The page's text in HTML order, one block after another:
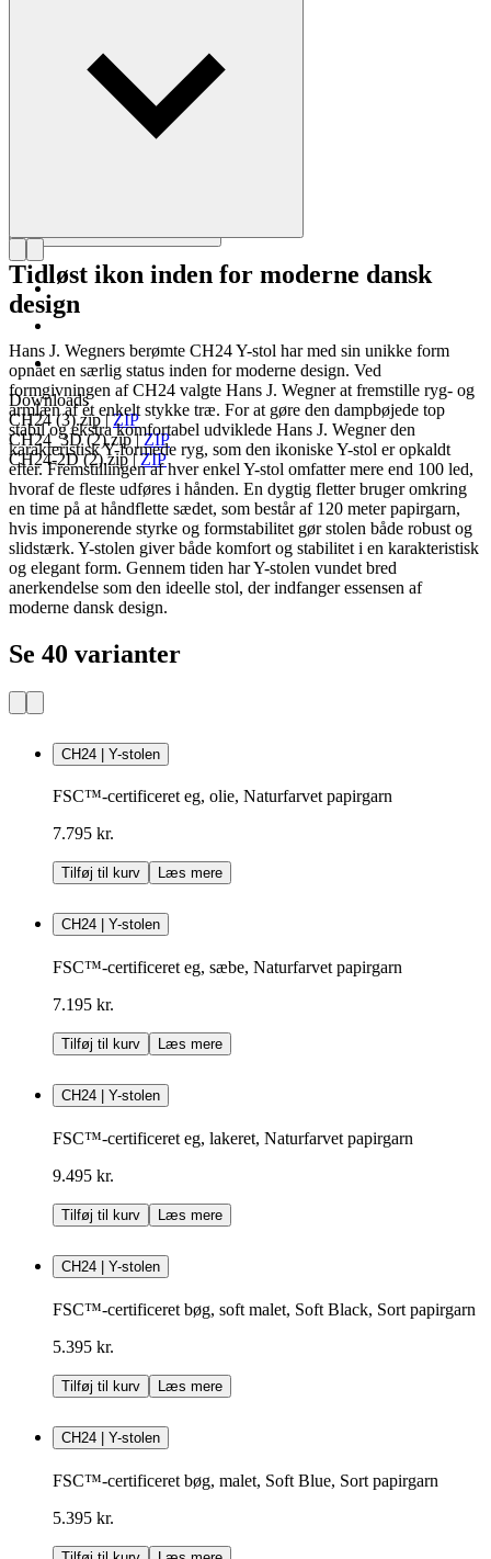
Downloads
CH24 (3).zip|ZIP
CH24_3D (2).zip|ZIP
CH24-2D (2).zip|ZIP
Tidløst ikon inden for moderne dansk
design
Hans J. Wegners berømte CH24 Y-stol har med sin unikke form
opnået en særlig status inden for moderne design. Ved
formgivningen af CH24 valgte Hans J. Wegner at fremstille ryg- og
armlæn af ét enkelt stykke træ. For at gøre den dampbøjede top
stabil og ekstra komfortabel udviklede Hans J. Wegner den
karakteristisk Y-formede ryg, som den ikoniske Y-stol er opkaldt
efter. Fremstillingen af hver enkel Y-stol omfatter mere end 100 led,
hvoraf de fleste udføres i hånden. En dygtig fletter bruger omkring
en time på at håndflette sædet, som består af 120 meter papirgarn,
hvis imponerende styrke og formstabilitet gør stolen både robust og
slidstærk. Y-stolen giver både komfort og stabilitet i en karakteristisk
og elegant form. Gennem tiden har Y-stolen vundet bred
anerkendelse som den ideelle stol, der indfanger essensen af
moderne dansk design.
Se 40 varianter
CH24 | Y-stolen
FSC™-certificeret eg, olie, Naturfarvet papirgarn
7.795 kr.
Tilføj til kurv Læs mere
CH24 | Y-stolen
FSC™-certificeret eg, sæbe, Naturfarvet papirgarn
7.195 kr.
Tilføj til kurv Læs mere
CH24 | Y-stolen
FSC™-certificeret eg, lakeret, Naturfarvet papirgarn
9.495 kr.
Tilføj til kurv Læs mere
CH24 | Y-stolen
FSC™-certificeret bøg, soft malet, Soft Black, Sort papirgarn
5.395 kr.
Tilføj til kurv Læs mere
CH24 | Y-stolen
FSC™-certificeret bøg, malet, Soft Blue, Sort papirgarn
5.395 kr.